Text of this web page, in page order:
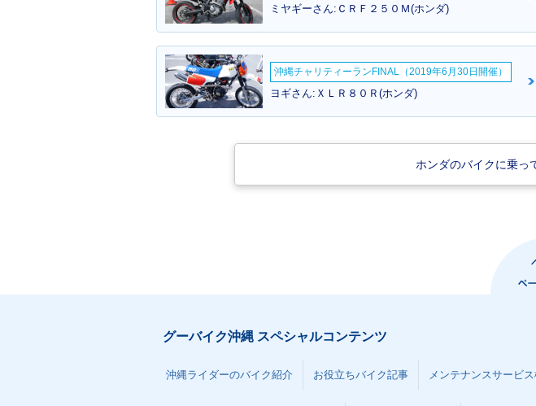
2010年 TODAY・カラー
チェンジ
2009年 TODAY F・マイ
2009年 TODAY・マイナ
e・カラーチェンジ
ミヤギーさん:ＣＲＦ２５０Ｍ(ホンダ)
沖縄チャリティーランFINAL（2019年6月30日開催）
ヨギさん:ＸＬＲ８０Ｒ(ホンダ)
ホンダのバイクに乗っ
グーバイク沖縄 スペシャルコンテンツ
沖縄ライダーのバイク紹介 お役立ちバイク記事 メンテナンスサービ